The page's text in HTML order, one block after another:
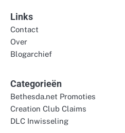
Links
Contact
Over
Blogarchief
Categorieën
Bethesda.net Promoties
Creation Club Claims
DLC Inwisseling